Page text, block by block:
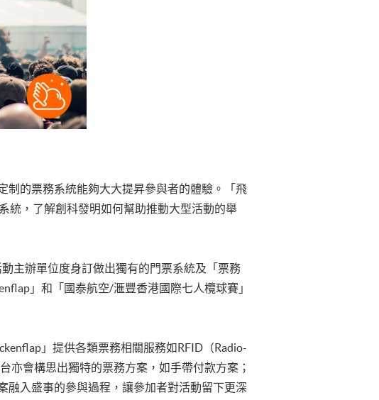
制的票務系統能夠大大提昇參與者的體驗。「飛
統，了解創科發明如何幫助推動大型活動的舉
主辦單位度身訂做出獨有的門票系統及「票務
」和「國泰航空/滙豐香港國際七人欖球賽」
」提供各類票務相關服務如RFID（Radio-
亦會構思出獨特的票務方案，如手帶付款方案；
融入盛事的參與過程，讓參加者對活動留下更深